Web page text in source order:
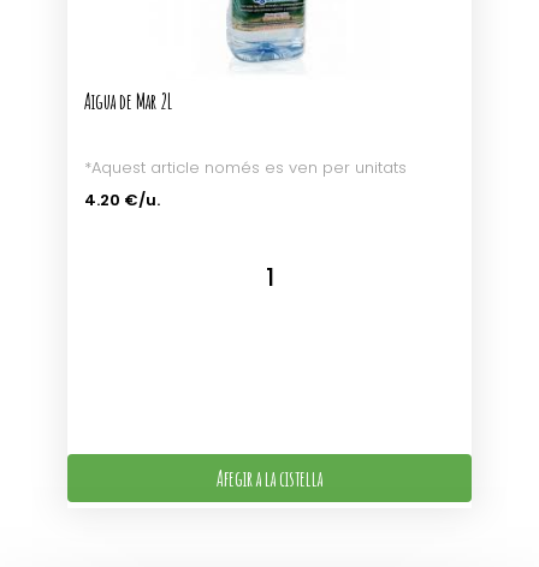
Aigua de Mar 2L
*Aquest article només es ven per unitats
4.20 €/u.
Afegir a la cistella